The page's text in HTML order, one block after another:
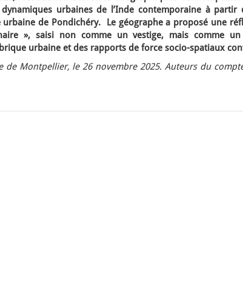
urbaines de l’Inde contemporaine à partir
de Pondichéry. Le géographe a proposé une
», saisi non comme un vestige, mais comme
urbaine et des rapports de force socio-spatiaux
de Montpellier, le 26 novembre 2025. Auteurs du